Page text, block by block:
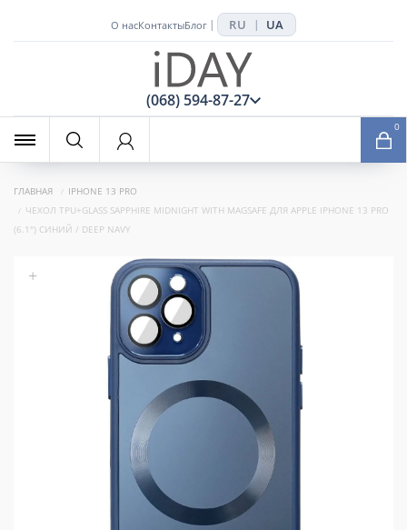
О насКонтактыБлог | RU | UA
(068) 594-87-27
0
ГЛАВНАЯ
IPHONE 13 PRO
ЧЕХОЛ TPU+GLASS SAPPHIRE MIDNIGHT WITH MAGSAFE ДЛЯ APPLE IPHONE 13 PRO
(6.1") СИНИЙ / DEEP NAVY
+